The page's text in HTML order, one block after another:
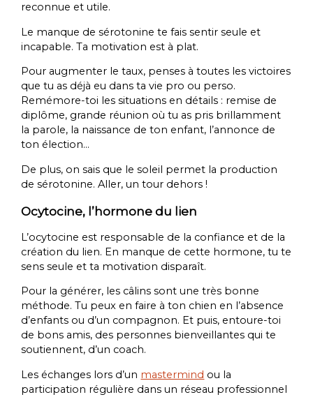
reconnue et utile.
Le manque de sérotonine te fais sentir seule et
incapable. Ta motivation est à plat.
Pour augmenter le taux, penses à toutes les victoires
que tu as déjà eu dans ta vie pro ou perso.
Remémore-toi les situations en détails : remise de
diplôme, grande réunion où tu as pris brillamment
la parole, la naissance de ton enfant, l’annonce de
ton élection…
De plus, on sais que le soleil permet la production
de sérotonine. Aller, un tour dehors !
Ocytocine, l’hormone du lien
L’ocytocine est responsable de la confiance et de la
création du lien. En manque de cette hormone, tu te
sens seule et ta motivation disparaît.
Pour la générer, les câlins sont une très bonne
méthode. Tu peux en faire à ton chien en l’absence
d’enfants ou d’un compagnon. Et puis, entoure-toi
de bons amis, des personnes bienveillantes qui te
soutiennent, d’un coach.
Les échanges lors d’un mastermind ou la
participation régulière dans un réseau professionnel